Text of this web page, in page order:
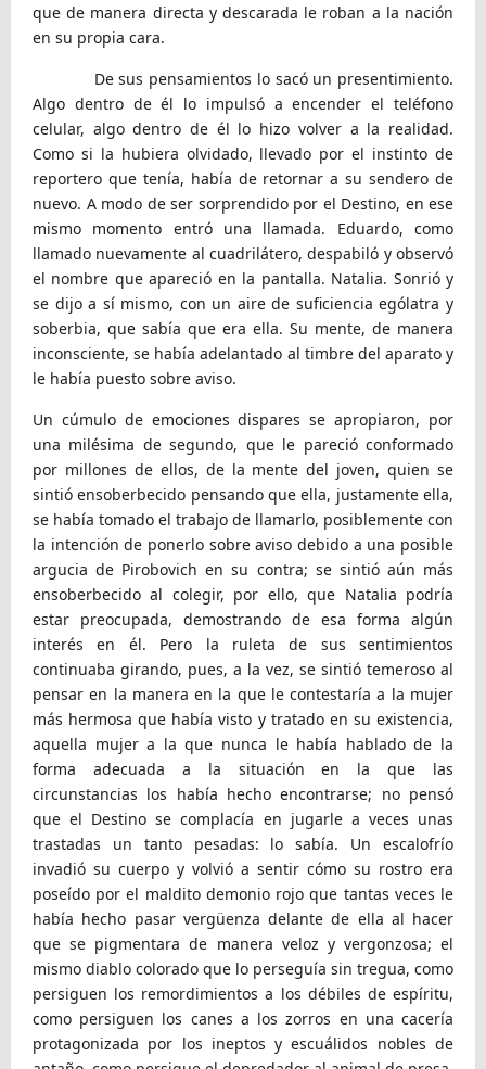
que de manera directa y descarada le roban a la nación
en su propia cara.
De sus pensamientos lo sacó un presentimiento.
Algo dentro de él lo impulsó a encender el teléfono
celular, algo dentro de él lo hizo volver a la realidad.
Como si la hubiera olvidado, llevado por el instinto de
reportero que tenía, había de retornar a su sendero de
nuevo. A modo de ser sorprendido por el Destino, en ese
mismo momento entró una llamada. Eduardo, como
llamado nuevamente al cuadrilátero, despabiló y observó
el nombre que apareció en la pantalla. Natalia. Sonrió y
se dijo a sí mismo, con un aire de suficiencia ególatra y
soberbia, que sabía que era ella. Su mente, de manera
inconsciente, se había adelantado al timbre del aparato y
le había puesto sobre aviso.
Un cúmulo de emociones dispares se apropiaron, por
una milésima de segundo, que le pareció conformado
por millones de ellos, de la mente del joven, quien se
sintió ensoberbecido pensando que ella, justamente ella,
se había tomado el trabajo de llamarlo, posiblemente con
la intención de ponerlo sobre aviso debido a una posible
argucia de Pirobovich en su contra; se sintió aún más
ensoberbecido al colegir, por ello, que Natalia podría
estar preocupada, demostrando de esa forma algún
interés en él. Pero la ruleta de sus sentimientos
continuaba girando, pues, a la vez, se sintió temeroso al
pensar en la manera en la que le contestaría a la mujer
más hermosa que había visto y tratado en su existencia,
aquella mujer a la que nunca le había hablado de la
forma adecuada a la situación en la que las
circunstancias los había hecho encontrarse; no pensó
que el Destino se complacía en jugarle a veces unas
trastadas un tanto pesadas: lo sabía. Un escalofrío
invadió su cuerpo y volvió a sentir cómo su rostro era
poseído por el maldito demonio rojo que tantas veces le
había hecho pasar vergüenza delante de ella al hacer
que se pigmentara de manera veloz y vergonzosa; el
mismo diablo colorado que lo perseguía sin tregua, como
persiguen los remordimientos a los débiles de espíritu,
como persiguen los canes a los zorros en una cacería
protagonizada por los ineptos y escuálidos nobles de